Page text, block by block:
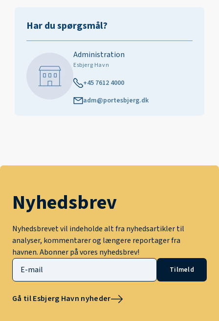
Har du spørgsmål?
Administration
Esbjerg Havn
+45 7612 4000
adm@portesbjerg.dk
Nyhedsbrev
Nyhedsbrevet vil indeholde alt fra nyhedsartikler til
analyser, kommentarer og længere reportager fra
havnen. Abonner på vores nyhedsbrev!
Tilmeld
Gå til Esbjerg Havn nyheder